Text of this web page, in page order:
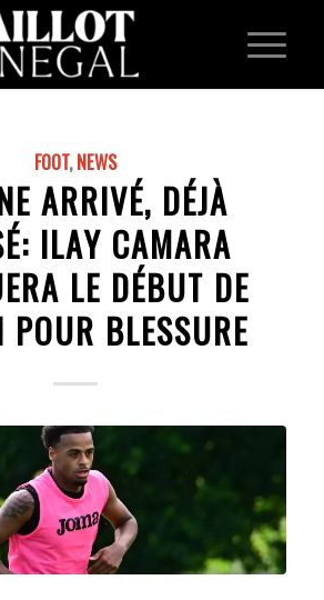
FOOT,NEWS
ARRIVÉ, DÉJÀ
ILAY CAMARA
LE DÉBUT DE
POUR BLESSURE